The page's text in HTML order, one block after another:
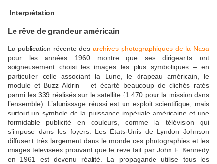
Interprétation
Le rêve de grandeur américain
La publication récente des archives photographiques de la Nasa
pour les années 1960 montre que ses dirigeants ont
soigneusement choisi les images les plus symboliques – en
particulier celle associant la Lune, le drapeau américain, le
module et Buzz Aldrin – et écarté beaucoup de clichés ratés
parmi les 339 réalisés sur le satellite (1 470 pour la mission dans
l’ensemble). L’alunissage réussi est un exploit scientifique, mais
surtout un symbole de la puissance impériale américaine et une
formidable publicité en couleurs, comme la télévision qui
s’impose dans les foyers. Les États-Unis de Lyndon Johnson
diffusent très largement dans le monde ces photographies et les
images télévisées prouvant que le rêve fait par John F. Kennedy
en 1961 est devenu réalité. La propagande utilise tous les